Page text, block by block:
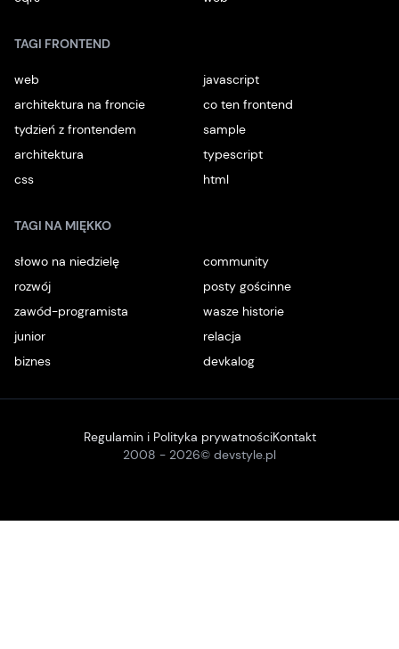
TAGI FRONTEND
web
javascript
architektura na froncie
co ten frontend
tydzień z frontendem
sample
architektura
typescript
css
html
TAGI NA MIĘKKO
słowo na niedzielę
community
rozwój
posty gościnne
zawód-programista
wasze historie
junior
relacja
biznes
devkalog
2008 - 2026© devstyle.pl
Regulamin i Polityka prywatnościKontakt